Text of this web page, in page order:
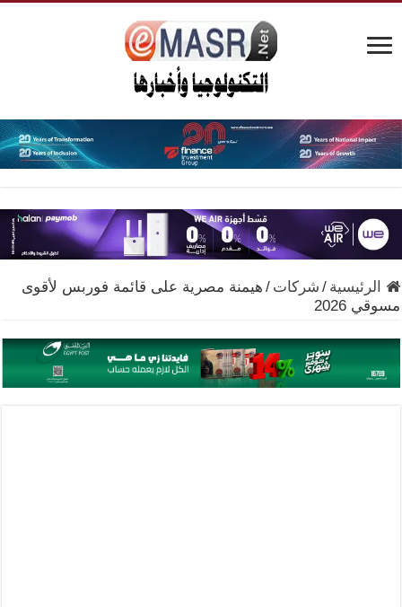
الرئيسية / شركات / هيمنة مصرية على قائمة فوربس لأقوى
مسوقي 2026